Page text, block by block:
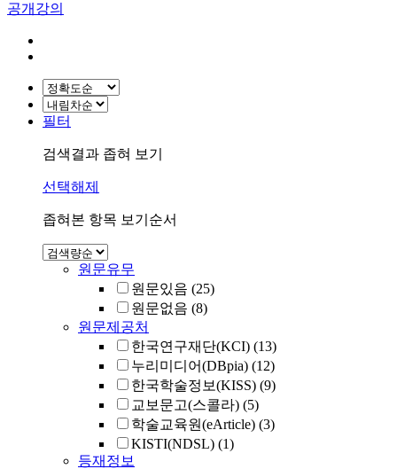
공개강의
필터
검색결과 좁혀 보기
선택해제
좁혀본 항목 보기순서
원문유무
원문있음 (25)
원문없음 (8)
원문제공처
한국연구재단(KCI) (13)
누리미디어(DBpia) (12)
한국학술정보(KISS) (9)
교보문고(스콜라) (5)
학술교육원(eArticle) (3)
KISTI(NDSL) (1)
등재정보